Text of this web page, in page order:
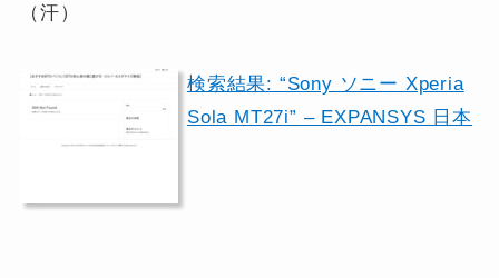
（汗）
検索結果: “Sony ソニー Xperia
Sola MT27i” – EXPANSYS 日本